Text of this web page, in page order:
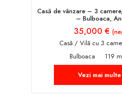
Casă de vânzare – 3
– Bulboaca,
35,000 €
Casă / Vilă cu 3
Bulboaca
119
Vezi mai